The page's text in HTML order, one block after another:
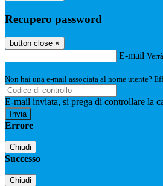
Recupero password
button close ×
E-mail
Non hai una e-mail associata al nome utente?
E-mail inviata, si prega di controllare la
Errore
Chiudi
Successo
Chiudi